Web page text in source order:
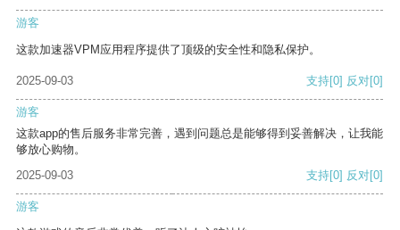
游客
这款加速器VPM应用程序提供了顶级的安全性和隐私保护。
2025-09-03 支持[0] 反对[0]
游客
这款app的售后服务非常完善，遇到问题总是能够得到妥善解决，让我能
够放心购物。
2025-09-03
支持[0] 反对[0]
游客